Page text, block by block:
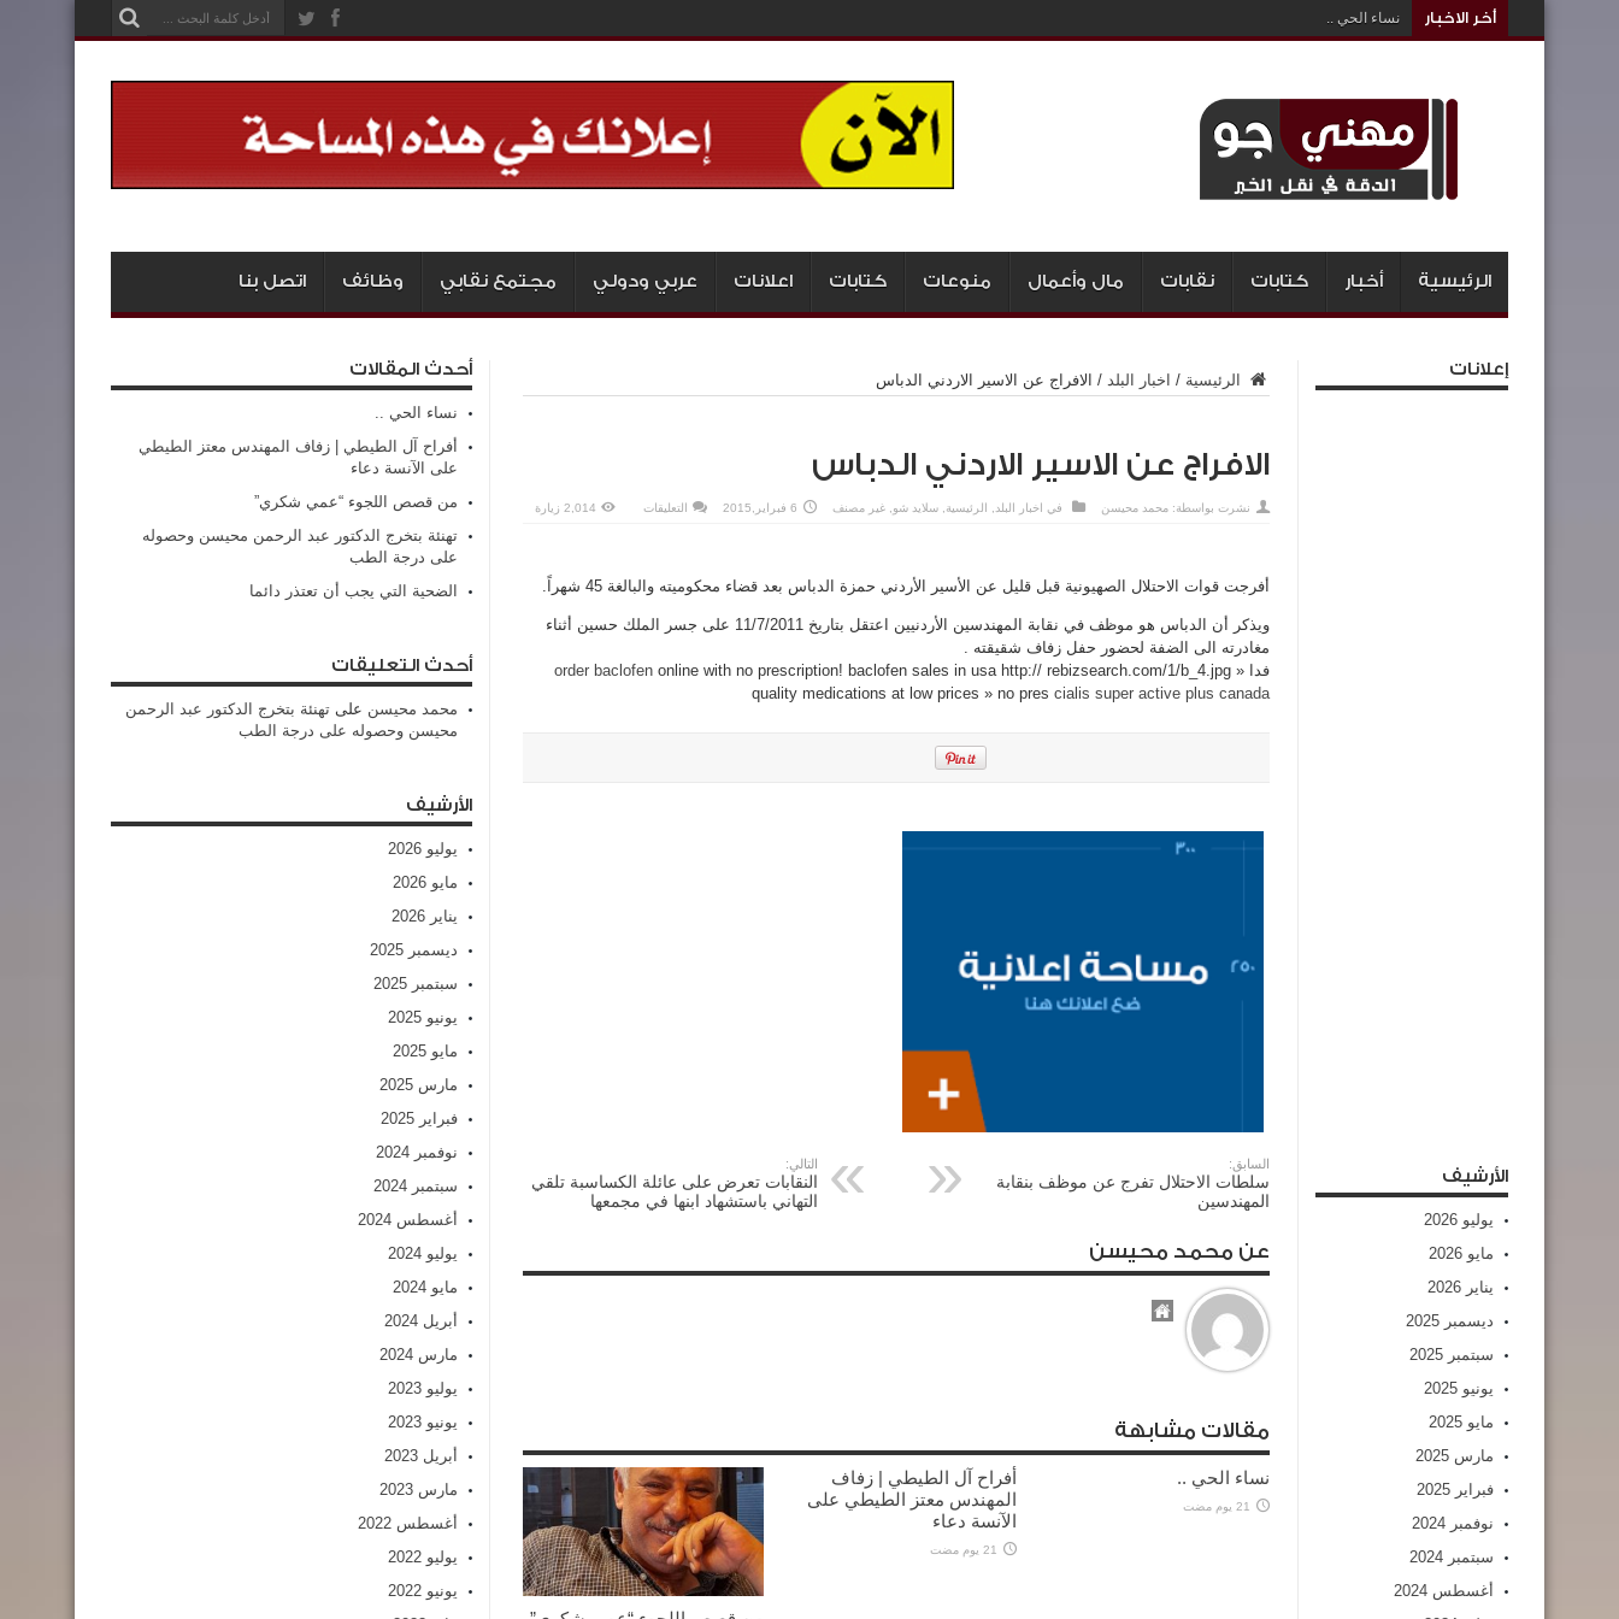
أخر الاخبار نساء الحي ..
الرئيسية أخبار كتابات نقابات مال وأعمال منوعات كتابات اعلانات عربي ودولي مجتمع نقابي وظائف اتصل بنا
الرئيسية / اخبار البلد / الافراج عن الاسير الاردني الدباس
الافراج عن الاسير الاردني الدباس
نشرت بواسطة: محمد محيسن في اخبار البلد الرئيسية سلايد شو غير مصنف 6 فبراير,2015 التعليقات
مغلقة
2,014 زيارة
أفرجت قوات الاحتلال الصهيونية قبل قليل عن الأسير الأردني حمزة الدباس بعد قضاء محكوميته والبالغة 45 شهراً.
ويذكر أن الدباس هو موظف في نقابة المهندسين الأردنيين اعتقل بتاريخ 11/7/2011 على جسر الملك حسين أثناء
مغادرته الى الضفة لحضور حفل زفاف شقيقته .
فدا
order baclofen online with no prescription! baclofen sales in usa http:// rebizsearch.com/1/b_4.jpg »
quality medications at low prices » no pres cialis super active plus canada
السابق:
سلطات الاحتلال تفرج عن موظف بنقابة
المهندسين
التالي:
النقابات تعرض على عائلة الكساسبة تلقي
التهاني باستشهاد ابنها في مجمعها
عن محمد محيسن
مقالات مشابهة
نساء الحي ..
21 يوم مضت
أفراح آل الطيطي | زفاف
المهندس معتز الطيطي على
الآنسة دعاء
21 يوم مضت
إعلانات
الأرشيف
يوليو 2026
مايو 2026
يناير 2026
ديسمبر 2025
سبتمبر 2025
يونيو 2025
مايو 2025
مارس 2025
فبراير 2025
نوفمبر 2024
سبتمبر 2024
أغسطس 2024
أحدث المقالات
نساء الحي ..
أفراح آل الطيطي | زفاف المهندس معتز الطيطي
على الآنسة دعاء
من قصص اللجوء “عمي شكري”
تهنئة بتخرج الدكتور عبد الرحمن محيسن وحصوله
على درجة الطب
الضحية التي يجب أن تعتذر دائما
أحدث التعليقات
محمد محيسن على تهنئة بتخرج الدكتور عبد الرحمن
محيسن وحصوله على درجة الطب
الأرشيف
يوليو 2026
مايو 2026
يناير 2026
ديسمبر 2025
سبتمبر 2025
يونيو 2025
مايو 2025
مارس 2025
فبراير 2025
نوفمبر 2024
سبتمبر 2024
أغسطس 2024
يوليو 2024
مايو 2024
أبريل 2024
مارس 2024
يوليو 2023
يونيو 2023
أبريل 2023
مارس 2023
أغسطس 2022
يوليو 2022
يونيو 2022